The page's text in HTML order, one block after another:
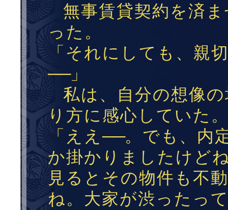
無事賃貸契約を済
った。
「それにしても、親
──」
私は、自分の想像
り方に感心していた
「ええ──。でも、内
か掛かりましたけど
見るとその物件も不
ね。大家が渋ったっ